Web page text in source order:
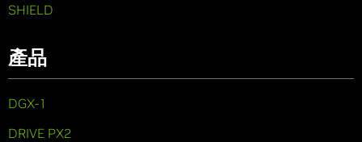
SHIELD
產品
DGX-1
DRIVE PX2